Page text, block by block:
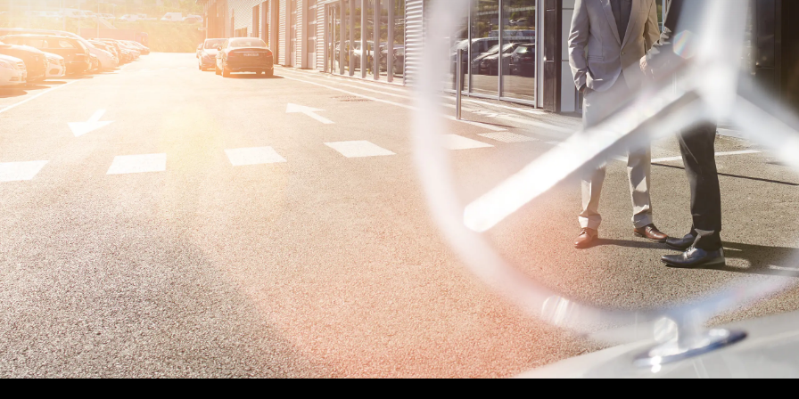
Classes de modèles
Mercedes-Benz
Mercedes-AMG
Mercedes-Maybach
smart
Modèles spéciaux
Modèles précédents
Essai de conduite
Clients de flotte &
Solutions de recharge
Leasing
Assurance
Garantie
Offres digitales
Modèles classiques
Accessoires & Collection